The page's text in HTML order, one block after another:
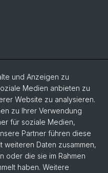
und Anzeigen zu
Medien anbieten zu
Website zu analysieren.
zu Ihrer Verwendung
für soziale Medien,
Partner führen diese
weiteren Daten zusammen,
oder die sie im Rahmen
haben. Weitere